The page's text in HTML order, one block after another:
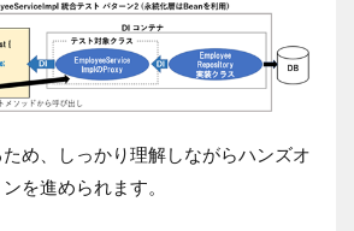
め、しっかり理解しながらハンズオ
ンを進められます。